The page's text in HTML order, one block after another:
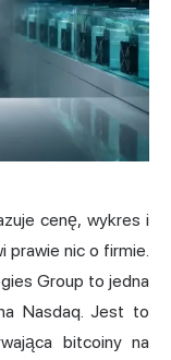
cenę, wykres i
prawie nic o firmie.
Group to jedna
Nasdaq. Jest to
bitcoiny na